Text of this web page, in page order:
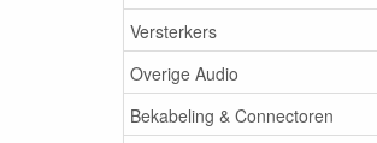
Versterkers
Overige Audio
Bekabeling & Connectoren